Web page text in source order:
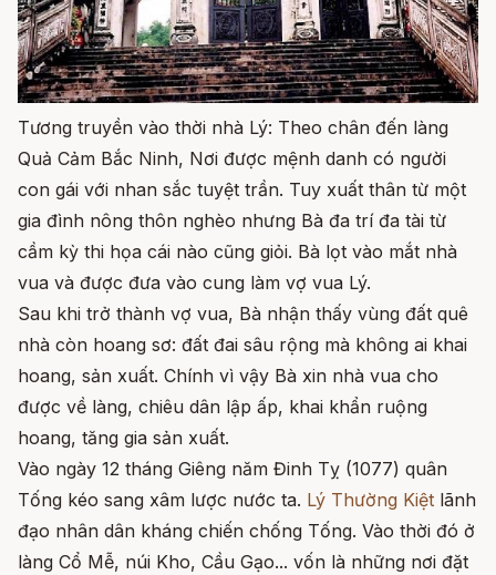
Tương truyền vào thời nhà Lý: Theo chân đến làng
Quả Cảm Bắc Ninh, Nơi được mệnh danh có người
con gái với nhan sắc tuyệt trần. Tuy xuất thân từ một
gia đình nông thôn nghèo nhưng Bà đa trí đa tài từ
cầm kỳ thi họa cái nào cũng giỏi. Bà lọt vào mắt nhà
vua và được đưa vào cung làm vợ vua Lý.
Sau khi trở thành vợ vua, Bà nhận thấy vùng đất quê
nhà còn hoang sơ: đất đai sâu rộng mà không ai khai
hoang, sản xuất. Chính vì vậy Bà xin nhà vua cho
được về làng, chiêu dân lập ấp, khai khẩn ruộng
hoang, tăng gia sản xuất.
Vào ngày 12 tháng Giêng năm Đinh Tỵ (1077) quân
Tống kéo sang xâm lược nước ta. Lý Thường Kiệt lãnh
đạo nhân dân kháng chiến chống Tống. Vào thời đó ở
làng Cổ Mễ, núi Kho, Cầu Gạo... vốn là những nơi đặt